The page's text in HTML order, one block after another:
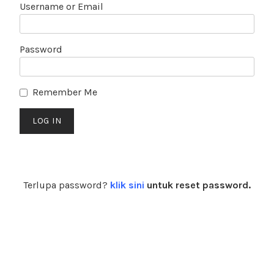
Username or Email
Password
Remember Me
Terlupa password? klik sini untuk reset password.